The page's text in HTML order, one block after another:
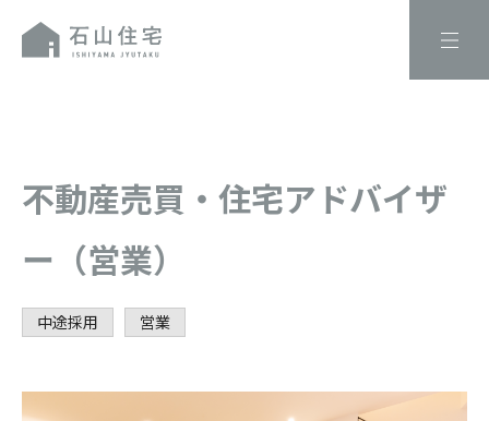
不動産売買・住宅アドバイザ
ー（営業）
中途採用 営業